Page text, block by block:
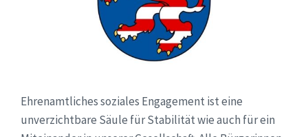
Ehrenamtliches soziales Engagement ist eine
unverzichtbare Säule für Stabilität wie auch für ein